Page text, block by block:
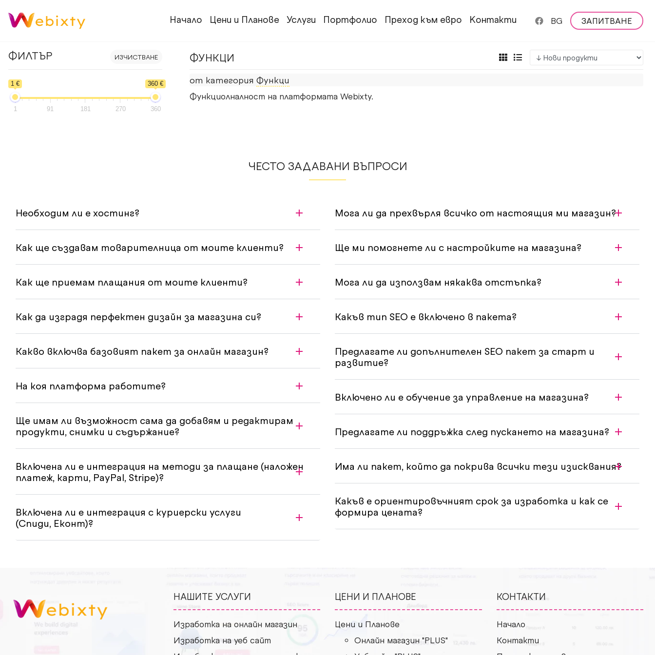
Начало Цени и Планове Услуги Портфолио Преход към евро Kонтакти BG ЗАПИТВАНЕ
ФИЛТЪР ИЗЧИСТВАНЕ
1 € 360 €
1 91 181 270 360
ФУНКЦИ
от категория Функци
Функциолналност на платформата Webixty.
ЧЕСТО ЗАДАВАНИ ВЪПРОСИ
Необходим ли е хостинг?
Как ще създавам товарителница от моите клиенти?
Как ще приемам плащания от моите клиенти?
Как да изградя перфектен дизайн за магазина си?
Какво включва базовият пакет за онлайн магазин?
На коя платформа работите?
Ще имам ли възможност сама да добавям и редактирам
продукти, снимки и съдържание?
Включена ли е интеграция на методи за плащане (наложен
платеж, карти, PayPal, Stripe)?
Включена ли е интеграция с куриерски услуги
(Спиди, Еконт)?
Мога ли да прехвърля всичко от настоящия ми магазин?
Ще ми помогнете ли с настройките на магазина?
Мога ли да използвам някаква отстъпка?
Какъв тип SEO е включено в пакета?
Предлагате ли допълнителен SEO пакет за старт и
развитие?
Включено ли е обучение за управление на магазина?
Предлагате ли поддръжка след пускането на магазина?
Има ли пакет, който да покрива всички тези изисквания?
Какъв е ориентировъчният срок за изработка и как се
формира цената?
НАШИТЕ УСЛУГИ
Изработка на онлайн магазин
Изработка на уеб сайт
ЦЕНИ И ПЛАНОВЕ
Цени и Планове
Онлайн магазин "PLUS"
КОНТАКТИ
Начало
Контакти